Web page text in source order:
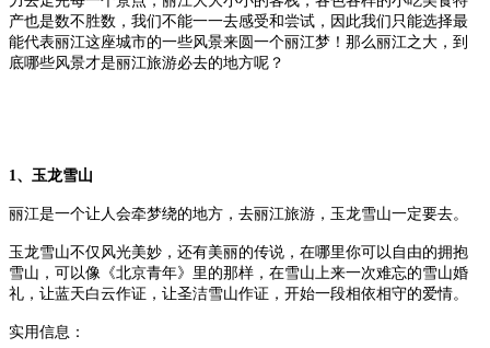
产也是数不胜数，我们不能一一去感受和尝试，因此我们只能选择最
能代表丽江这座城市的一些风景来圆一个丽江梦！那么丽江之大，到
底哪些风景才是丽江旅游必去的地方呢？
1、玉龙雪山
丽江是一个让人会牵梦绕的地方，去丽江旅游，玉龙雪山一定要去。
玉龙雪山不仅风光美妙，还有美丽的传说，在哪里你可以自由的拥抱
雪山，可以像《北京青年》里的那样，在雪山上来一次难忘的雪山婚
礼，让蓝天白云作证，让圣洁雪山作证，开始一段相依相守的爱情。
实用信息：